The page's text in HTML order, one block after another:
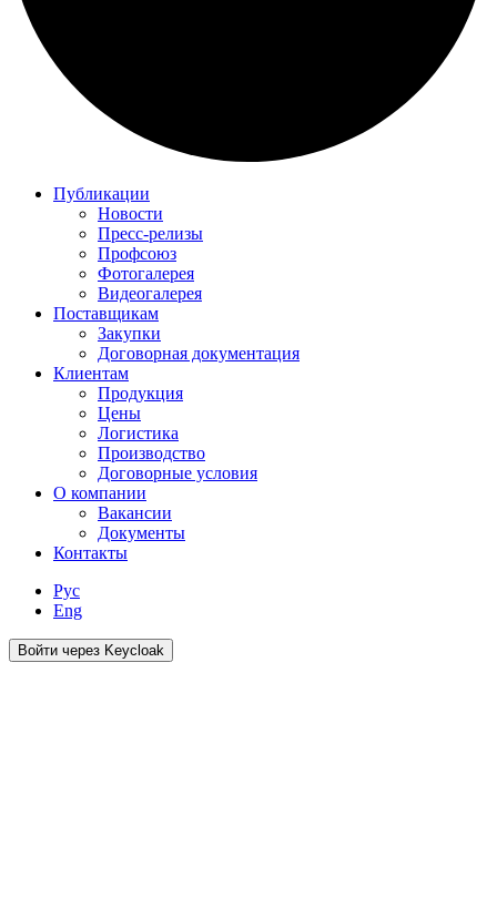
Публикации
Новости
Пресс-релизы
Профсоюз
Фотогалерея
Видеогалерея
Поставщикам
Закупки
Договорная документация
Клиентам
Продукция
Цены
Логистика
Производство
Договорные условия
О компании
Вакансии
Документы
Контакты
Рус
Eng
Войти через Keycloak